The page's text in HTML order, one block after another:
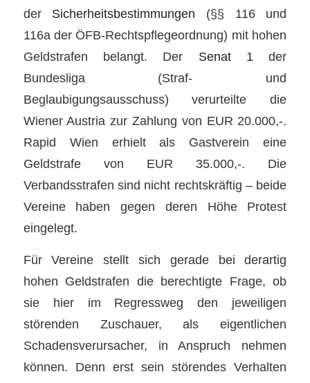
der Sicherheitsbestimmungen (§§ 116 und
116a der ÖFB-Rechtspflegeordnung) mit hohen
Geldstrafen belangt. Der Senat 1 der
Bundesliga (Straf- und
Beglaubigungsausschuss) verurteilte die
Wiener Austria zur Zahlung von EUR 20.000,-.
Rapid Wien erhielt als Gastverein eine
Geldstrafe von EUR 35.000,-. Die
Verbandsstrafen sind nicht rechtskräftig – beide
Vereine haben gegen deren Höhe Protest
eingelegt.
Für Vereine stellt sich gerade bei derartig
hohen Geldstrafen die berechtigte Frage, ob
sie hier im Regressweg den jeweiligen
störenden Zuschauer, als eigentlichen
Schadensverursacher, in Anspruch nehmen
können. Denn erst sein störendes Verhalten